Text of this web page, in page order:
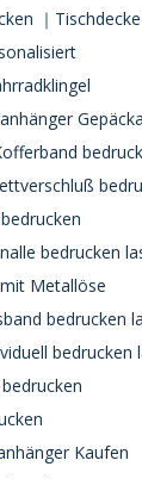
｜
bedrucken
Metallöse
bedrucken
bedrucken
Kaufen